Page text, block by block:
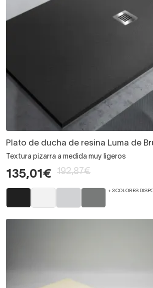
Plato de ducha de resina Luma de
Textura pizarra a medida muy ligeros
135,01€ 192,87€
+ 3 COLORES